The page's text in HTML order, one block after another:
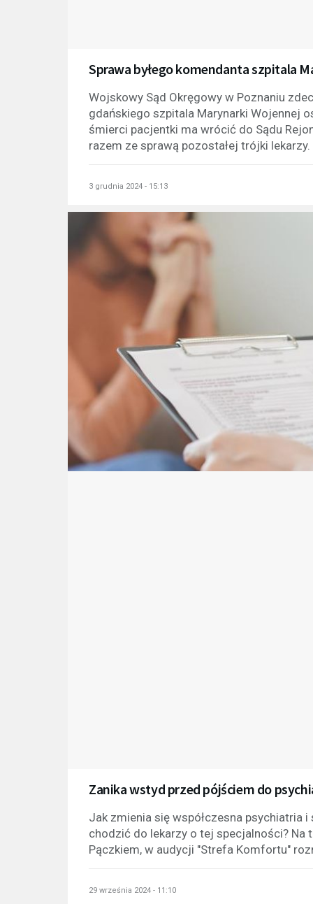
Sprawa byłego komendanta szpitala
Wojskowy Sąd Okręgowy w Poznaniu
gdańskiego szpitala Marynarki Wojennej
śmierci pacjentki ma wrócić do Sądu
razem ze sprawą pozostałej trójki
3 grudnia 2024 - 15:13
Zanika wstyd przed pójściem do
Jak zmienia się współczesna psychiatria
chodzić do lekarzy o tej specjalności? Na
Pączkiem, w audycji "Strefa Komfortu"
29 września 2024 - 11:10